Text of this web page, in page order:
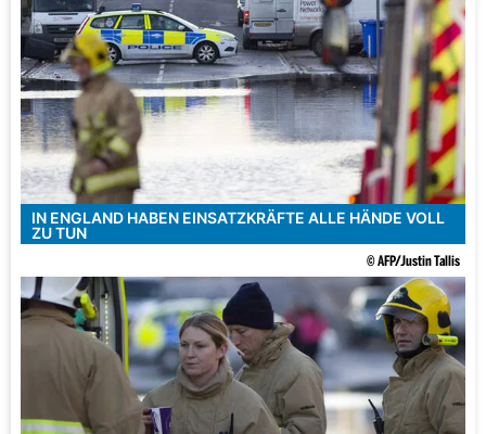
IN ENGLAND HABEN EINSATZKRÄFTE ALLE HÄNDE VOLL
ZU TUN
© AFP/Justin Tallis